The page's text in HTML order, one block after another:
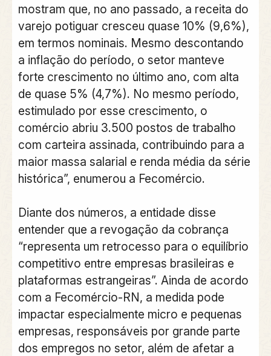
mostram que, no ano passado, a receita do
varejo potiguar cresceu quase 10% (9,6%),
em termos nominais. Mesmo descontando
a inflação do período, o setor manteve
forte crescimento no último ano, com alta
de quase 5% (4,7%). No mesmo período,
estimulado por esse crescimento, o
comércio abriu 3.500 postos de trabalho
com carteira assinada, contribuindo para a
maior massa salarial e renda média da série
histórica”, enumerou a Fecomércio.
Diante dos números, a entidade disse
entender que a revogação da cobrança
“representa um retrocesso para o equilíbrio
competitivo entre empresas brasileiras e
plataformas estrangeiras”. Ainda de acordo
com a Fecomércio-RN, a medida pode
impactar especialmente micro e pequenas
empresas, responsáveis por grande parte
dos empregos no setor, além de afetar a